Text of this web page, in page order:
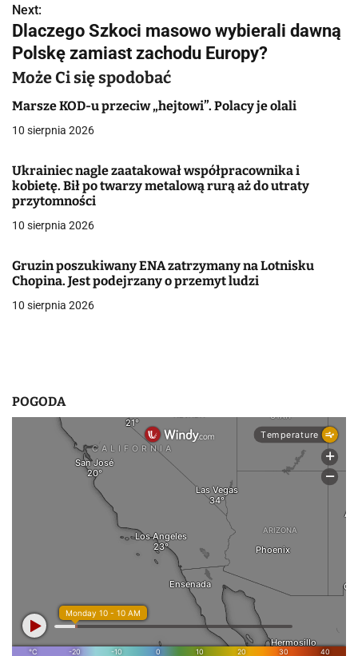
i
g
a
c
j
a
w
p
i
s
Next:
Dlaczego Szkoci masowo wybierali dawną
Polskę zamiast zachodu Europy?
Może Ci się spodobać
Marsze KOD-u przeciw „hejtowi”. Polacy je olali
10 sierpnia 2026
Ukrainiec nagle zaatakował współpracownika i
kobietę. Bił po twarzy metalową rurą aż do utraty
przytomności
10 sierpnia 2026
Gruzin poszukiwany ENA zatrzymany na Lotnisku
Chopina. Jest podejrzany o przemyt ludzi
10 sierpnia 2026
POGODA